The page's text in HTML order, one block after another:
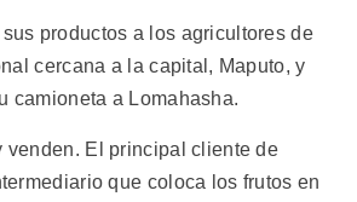
productos a los agricultores de
cercana a la capital, Maputo, y
camioneta a Lomahasha.
venden. El principal cliente de
que coloca los frutos en